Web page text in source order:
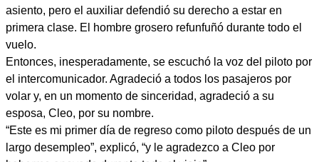
asiento, pero el auxiliar defendió su derecho a estar en
primera clase. El hombre grosero refunfuñó durante todo el
vuelo.
Entonces, inesperadamente, se escuchó la voz del piloto por
el intercomunicador. Agradeció a todos los pasajeros por
volar y, en un momento de sinceridad, agradeció a su
esposa, Cleo, por su nombre.
“Este es mi primer día de regreso como piloto después de un
largo desempleo”, explicó, “y le agradezco a Cleo por